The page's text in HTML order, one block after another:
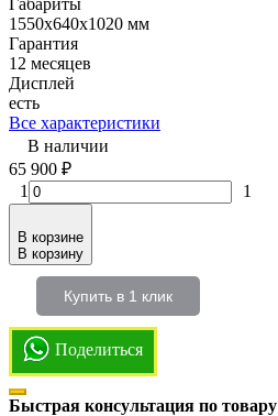
1550х640х1020 мм
Гарантия
12 месяцев
Дисплей
есть
Все характеристики
В наличии
65 900 ₽
1
1
В корзине
В корзину
Купить в 1 клик
Поделиться
Быстрая консультация по товару